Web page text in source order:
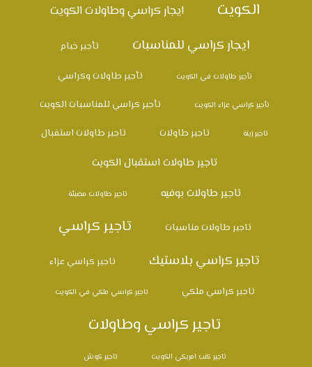
الكويت ايجار كراسي وطاولات الكويت
ايجار كراسي للمناسبات تأجير خيام
تأجير طاولات في الكويت تأجير طاولات وكراسي
تأجير كراسي عزاء الكويت تأجير كراسي للمناسبات الكويت
تاجير زينة تاجير طاولات تاجير طاولات استقبال
تاجير طاولات استقبال الكويت
تاجير طاولات بوفيه
تاجير طاولات مضيئة
تاجير طاولات مناسبات تاجير كراسي
تاجير كراسي بلاستيك تاجير كراسي عزاء
تاجير كراسي ملكي تاجير كراسي ملكي في الكويت
تاجير كراسي وطاولات
تاجير كنب امريكي الكويت تاجير كوش